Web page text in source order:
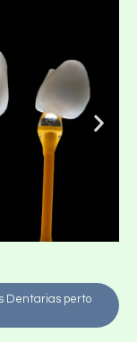
Dentarias perto